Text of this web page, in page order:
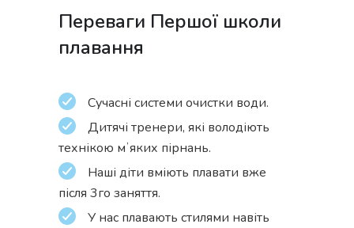
Переваги Першої школи
плавання
Сучасні системи очистки води.
Дитячі тренери, які володіють
технікою мʼяких пірнань.
Наші діти вміють плавати вже
після 3го заняття.
У нас плавають стилями навіть